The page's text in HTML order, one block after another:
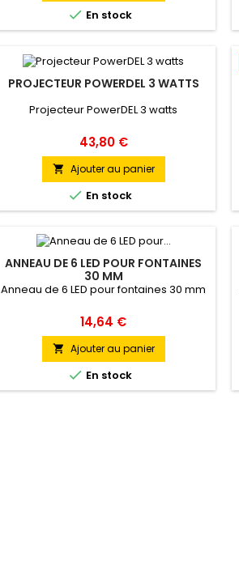
 En stock
PROJECTEUR POWERDEL 3 WATTS
Projecteur PowerDEL 3 watts
Prix
43,80 €
 Ajouter au panier
 En stock
ANNEAU DE 6 LED POUR FONTAINES
30 MM
Anneau de 6 LED pour fontaines 30 mm
Prix
14,64 €
 Ajouter au panier
 En stock